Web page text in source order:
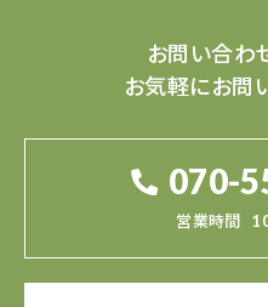
お問い合わ
お気軽にお問
070-
営業時間